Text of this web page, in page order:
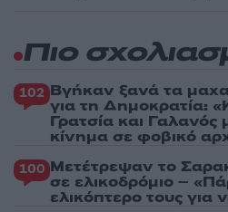
Πιο
102 Βγήκαν ξανά τα
για τη Δημοκρατία:
Γρατσία και Γαλανός
κίνημα σε φοβικό
100 Μετέτρεψαν το
σε ελικοδρόμιο –
ελικόπτερο τους για